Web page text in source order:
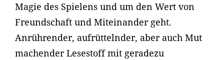
Magie des Spielens und um den Wert von
Freundschaft und Miteinander geht.
Anrührender, aufrüttelnder, aber auch Mut
machender Lesestoff mit geradezu